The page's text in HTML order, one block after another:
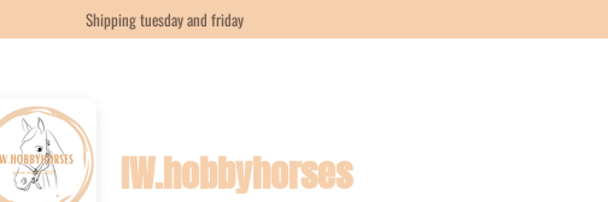
Shipping tuesday and friday
IW.hobbyhorses